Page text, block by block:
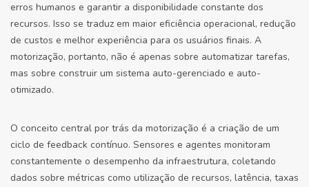
erros humanos e garantir a disponibilidade constante dos
recursos. Isso se traduz em maior eficiência operacional, redução
de custos e melhor experiência para os usuários finais. A
motorização, portanto, não é apenas sobre automatizar tarefas,
mas sobre construir um sistema auto-gerenciado e auto-
otimizado.
O conceito central por trás da motorização é a criação de um
ciclo de feedback contínuo. Sensores e agentes monitoram
constantemente o desempenho da infraestrutura, coletando
dados sobre métricas como utilização de recursos, latência, taxas